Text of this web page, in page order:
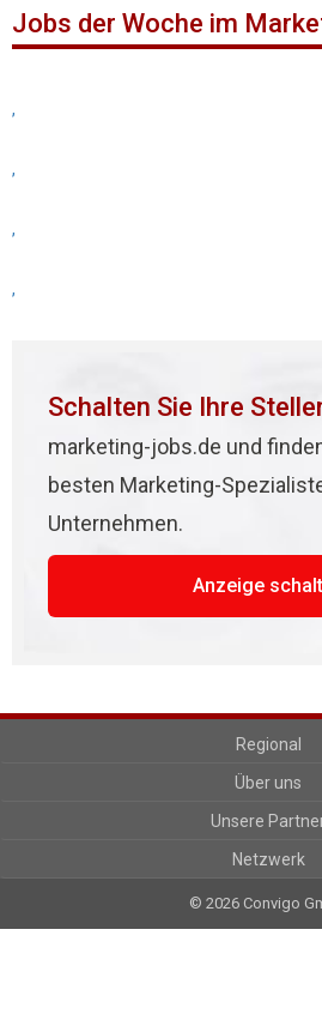
Jobs der Woche im
,
,
,
,
Schalten Sie Ihre
marketing-jobs.de und
besten Marketing-
Unternehmen.
Anzeige
Regional
Über uns
Unsere
Netzwerk
© 2026 Convigo